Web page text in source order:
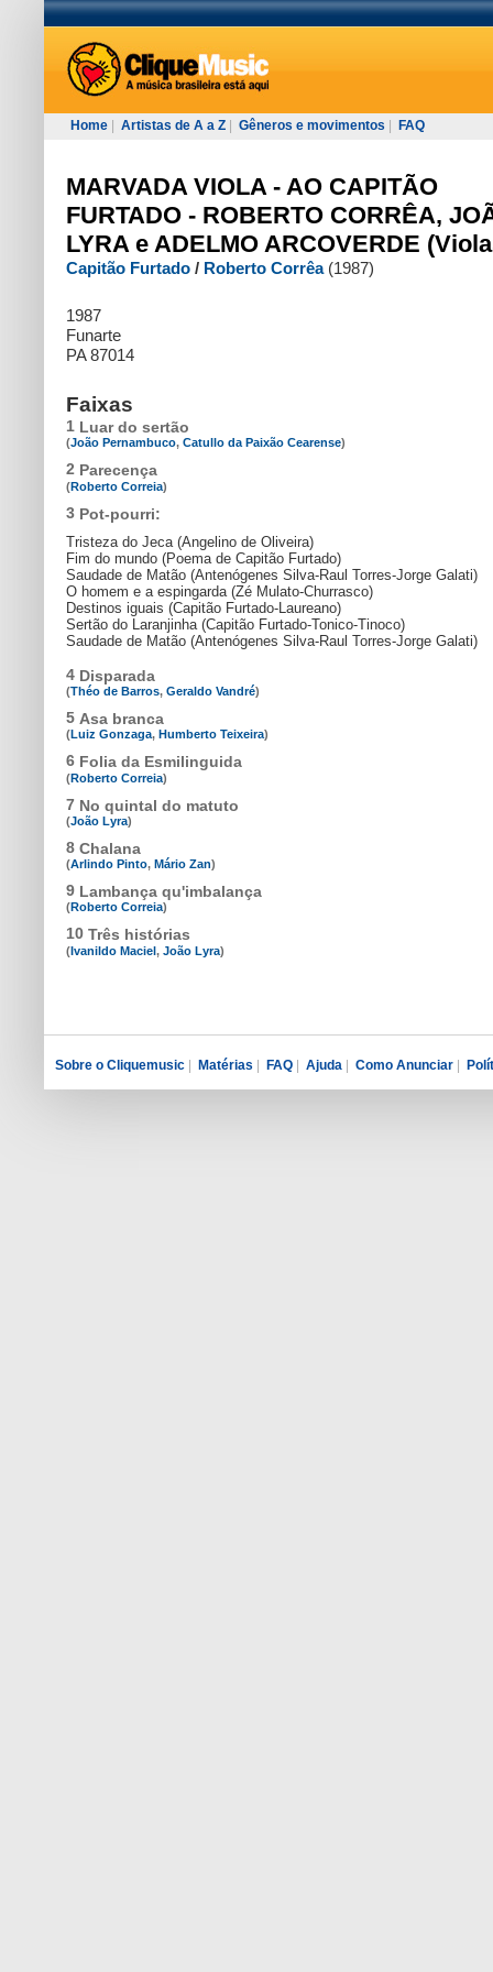
Home Artistas de A a Z Gêneros e movimentos FAQ
MARVADA VIOLA - AO CAPITÃO
FURTADO - ROBERTO CORRÊA,
LYRA e ADELMO ARCOVERDE
Capitão Furtado / Roberto Corrêa (1987)
1987
Funarte
PA 87014
Faixas
1 Luar do sertão
(João Pernambuco, Catullo da Paixão Cearense)
2 Parecença
(Roberto Correia)
3 Pot-pourri:
Tristeza do Jeca (Angelino de Oliveira)
Fim do mundo (Poema de Capitão Furtado)
Saudade de Matão (Antenógenes Silva-Raul Torres-Jorge Galati)
O homem e a espingarda (Zé Mulato-Churrasco)
Destinos iguais (Capitão Furtado-Laureano)
Sertão do Laranjinha (Capitão Furtado-Tonico-Tinoco)
Saudade de Matão (Antenógenes Silva-Raul Torres-Jorge Galati)
4 Disparada
(Théo de Barros, Geraldo Vandré)
5 Asa branca
(Luiz Gonzaga, Humberto Teixeira)
6 Folia da Esmilinguida
(Roberto Correia)
7 No quintal do matuto
(João Lyra)
8 Chalana
(Arlindo Pinto, Mário Zan)
9 Lambança qu'imbalança
(Roberto Correia)
10 Três histórias
(Ivanildo Maciel, João Lyra)
Sobre o Cliquemusic | Matérias | FAQ | Ajuda | Como Anunciar |